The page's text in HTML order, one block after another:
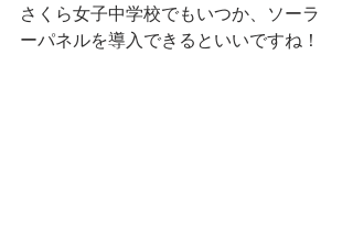
さくら女子中学校でもいつか、ソーラ
ーパネルを導入できるといいですね！